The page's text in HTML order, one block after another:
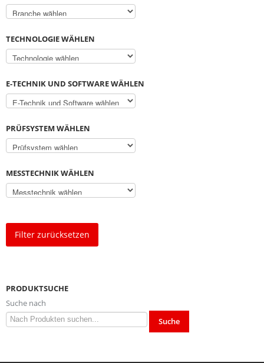
TECHNOLOGIE WÄHLEN
E-TECHNIK UND SOFTWARE WÄHLEN
PRÜFSYSTEM WÄHLEN
MESSTECHNIK WÄHLEN
Filter zurücksetzen
PRODUKTSUCHE
Suche nach